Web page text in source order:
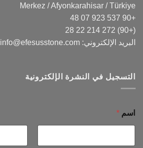
Merkez / Afyonkarahisar / Türkiye
+90 537 923 07 48
(+90) 272 214 22 28
البريد الإلكتروني: info@efesusstone.com
التسجيل في النشرة الإلكترونية
اسم *